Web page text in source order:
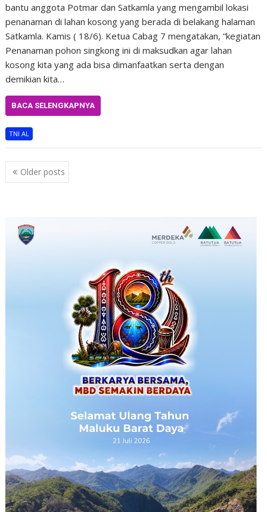
bantu anggota Potmar dan Satkamla yang mengambil lokasi
penanaman di lahan kosong yang berada di belakang halaman
Satkamla. Kamis ( 18/6). Ketua Cabag 7 mengatakan, “kegiatan
Penanaman pohon singkong ini di maksudkan agar lahan
kosong kita yang ada bisa dimanfaatkan serta dengan
demikian kita…
BACA SELENGKAPNYA
TNI AL
Posts
navigation
Older posts